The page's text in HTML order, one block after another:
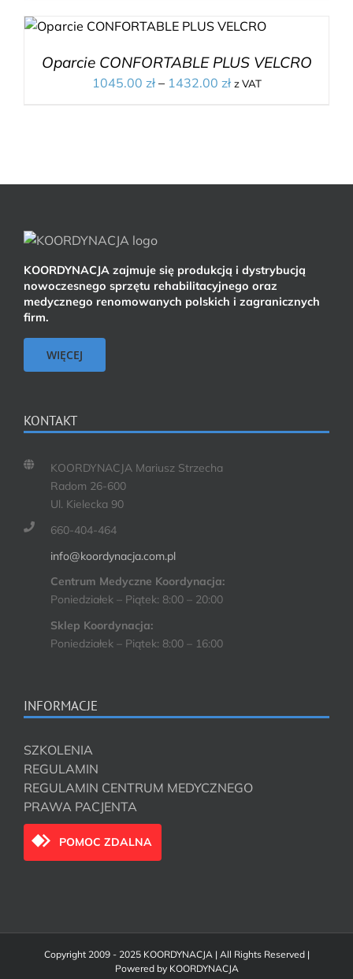
Oparcie CONFORTABLE PLUS VELCRO
1045.00 zł– 1432.00 zł z VAT
KOORDYNACJA zajmuje się produkcją i dystrybucją
nowoczesnego sprzętu rehabilitacyjnego oraz
medycznego renomowanych polskich i zagranicznych
firm.
WIĘCEJ
KONTAKT
KOORDYNACJA Mariusz Strzecha
Radom 26-600
Ul. Kielecka 90
660-404-464
info@koordynacja.com.pl
Centrum Medyczne Koordynacja:
Poniedziałek – Piątek: 8:00 – 20:00
Sklep Koordynacja:
Poniedziałek – Piątek: 8:00 – 16:00
INFORMACJE
SZKOLENIA
REGULAMIN
REGULAMIN CENTRUM MEDYCZNEGO
PRAWA PACJENTA
POMOC ZDALNA
Copyright 2009 - 2025 KOORDYNACJA | All Rights Reserved |
Powered by KOORDYNACJA